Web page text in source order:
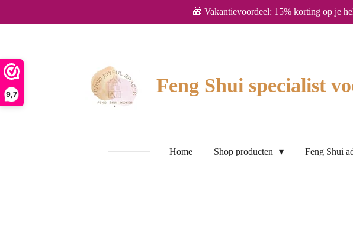
9,7
direct
hoofdinhoud
🎁 Vakantievoordeel: 15% korting op je
Feng Shui specialist
Home Shop producten Feng Shui